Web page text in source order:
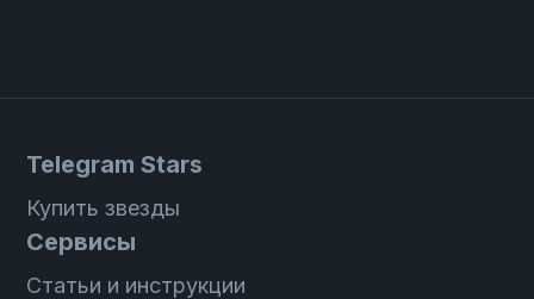
Telegram Stars
Купить звезды
Сервисы
Статьи и инструкции